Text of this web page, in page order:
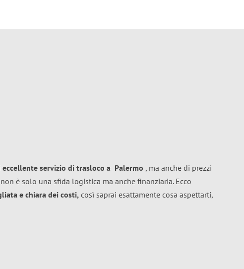
eccellente servizio di trasloco a Palermo , ma anche di prezzi
non è solo una sfida logistica ma anche finanziaria. Ecco
e chiara dei costi, così saprai esattamente cosa aspettarti,